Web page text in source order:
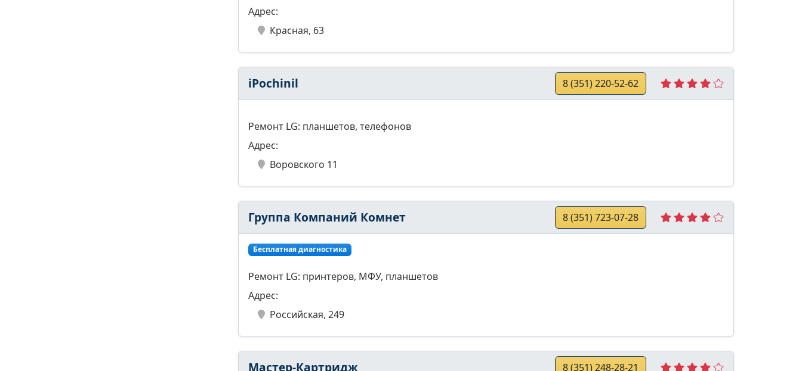
Адрес:
Красная, 63
iPochinil 8 (351) 220-52-62
Ремонт LG: планшетов, телефонов
Адрес:
Воровского 11
Группа Компаний Комнет 8 (351) 723-07-28
Бесплатная диагностика
Ремонт LG: принтеров, МФУ, планшетов
Адрес:
Российская, 249
Мастер-Картридж 8 (351) 248-28-21